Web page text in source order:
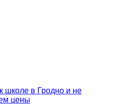
школе в Гродно и не
цены